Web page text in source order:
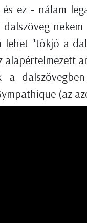
ez - nálam
dalszöveg
lehet "tökjó a
a
(az